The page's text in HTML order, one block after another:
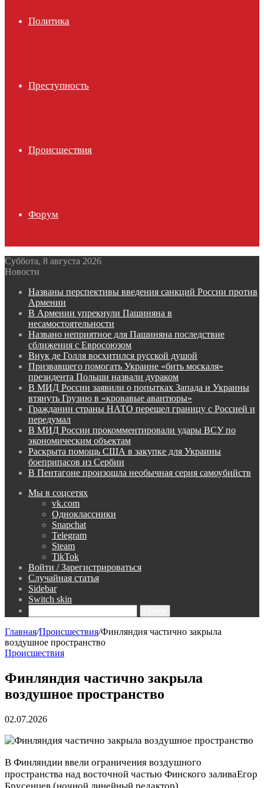
Политика
Преступность
Происшествия
Форум
Суббота, 8 августа 2026
Новости
Названы перспективы введения санкций России против
Армении
В Армении упрекнули Пашиняна в
несамостоятельности
Названо неприятное для Пашиняна последствие
сближения с Евросоюзом
Внук де Голля восхитился русской душой
Призвавшего помогать Украине «бить москаля»
президента Польши назвали дураком
В МИД России заявили о попытках Запада и Украины
втянуть Грузию в «кровавые авантюры»
Гражданин страны НАТО перешел границу с Россией и
передумал
В МИД России прокомментировали удары ВСУ по
экономическим объектам
Раскрыта помощь США в закупке для Украины
боеприпасов из Сербии
В Пентагоне произошла необычная серия самоубийств
Мы в соцсетях
vk.com
Одноклассники
Snapchat
Telegram
Steam
TikTok
Войти / Зарегистрироваться
Случайная статья
Sidebar
Switch skin
Главная/Происшествия/Финляндия частично закрыла
воздушное пространство
Происшествия
Финляндия частично закрыла
воздушное пространство
02.07.2026
В Финляндии ввели ограничения воздушного
пространства над восточной частью Финского заливаЕгор